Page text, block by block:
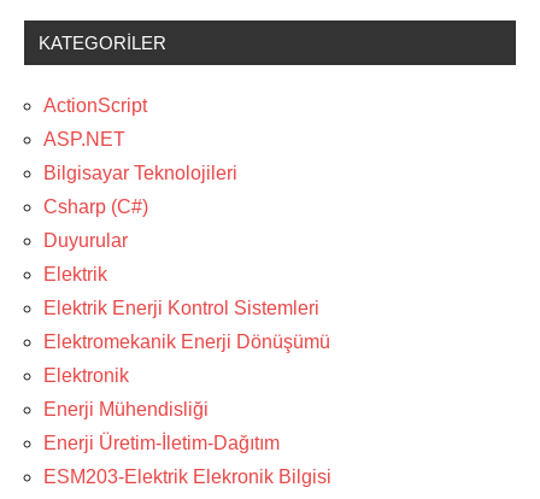
scientists
2025
KATEGORILER
ActionScript
ASP.NET
Bilgisayar Teknolojileri
Csharp (C#)
Duyurular
Elektrik
Elektrik Enerji Kontrol Sistemleri
Elektromekanik Enerji Dönüşümü
Elektronik
Enerji Mühendisliği
Enerji Üretim-İletim-Dağıtım
ESM203-Elektrik Elekronik Bilgisi